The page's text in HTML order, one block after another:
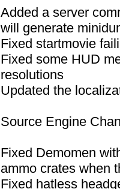
Added a server
will generate
Fixed startmovie
Fixed some HUD
resolutions
Updated the
Source Engine
Fixed Demomen
ammo crates when
Fixed hatless